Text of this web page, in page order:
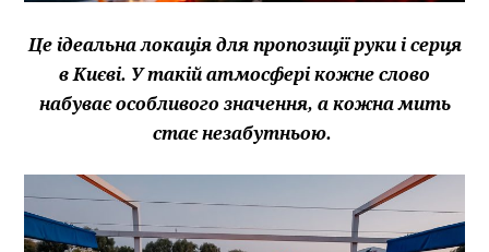
Це ідеальна локація для пропозиції руки і серця
в Києві. У такій атмосфері кожне слово
набуває особливого значення, а кожна мить
стає незабутньою.